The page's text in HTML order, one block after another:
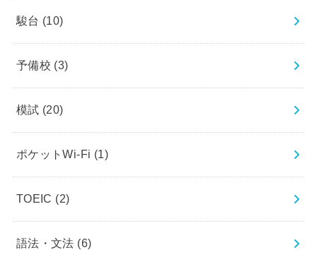
駿台 (10)
予備校 (3)
模試 (20)
ポケットWi-Fi (1)
TOEIC (2)
語法・文法 (6)